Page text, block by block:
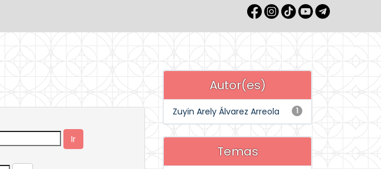
Autor(es)
1
Zuyin Arely Álvarez Arreola
Temas